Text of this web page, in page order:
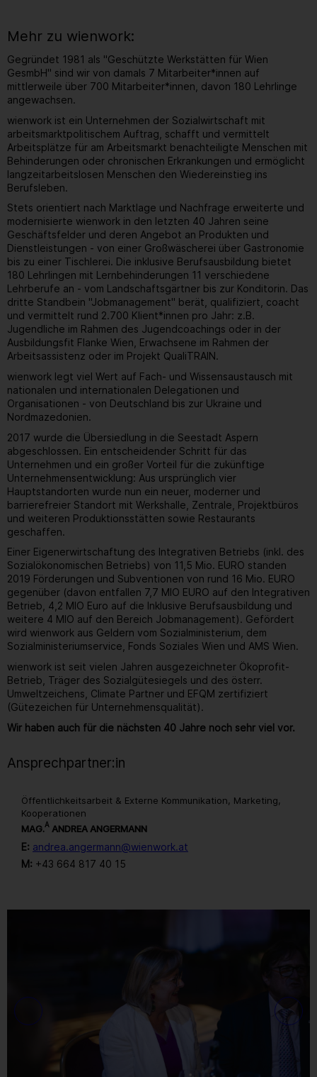
Mehr zu wienwork:
Gegründet 1981 als "Geschützte Werkstätten für Wien
GesmbH" sind wir von damals 7 Mitarbeiter*innen auf
mittlerweile über 700 Mitarbeiter*innen, davon 180 Lehrlinge
angewachsen.
wienwork ist ein Unternehmen der Sozialwirtschaft mit
arbeitsmarktpolitischem Auftrag, schafft und vermittelt
Arbeitsplätze für am Arbeitsmarkt benachteiligte Menschen mit
Behinderungen oder chronischen Erkrankungen und ermöglicht
langzeitarbeitslosen Menschen den Wiedereinstieg ins
Berufsleben.
Stets orientiert nach Marktlage und Nachfrage erweiterte und
modernisierte wienwork in den letzten 40 Jahren seine
Geschäftsfelder und deren Angebot an Produkten und
Dienstleistungen - von einer Großwäscherei über Gastronomie
bis zu einer Tischlerei. Die inklusive Berufsausbildung bietet
180 Lehrlingen mit Lernbehinderungen 11 verschiedene
Lehrberufe an - vom Landschaftsgärtner bis zur Konditorin. Das
dritte Standbein "Jobmanagement" berät, qualifiziert, coacht
und vermittelt rund 2.700 Klient*innen pro Jahr: z.B.
Jugendliche im Rahmen des Jugendcoachings oder in der
Ausbildungsfit Flanke Wien, Erwachsene im Rahmen der
Arbeitsassistenz oder im Projekt QualiTRAIN.
wienwork legt viel Wert auf Fach- und Wissensaustausch mit
nationalen und internationalen Delegationen und
Organisationen - von Deutschland bis zur Ukraine und
Nordmazedonien.
2017 wurde die Übersiedlung in die Seestadt Aspern
abgeschlossen. Ein entscheidender Schritt für das
Unternehmen und ein großer Vorteil für die zukünftige
Unternehmensentwicklung: Aus ursprünglich vier
Hauptstandorten wurde nun ein neuer, moderner und
barrierefreier Standort mit Werkshalle, Zentrale, Projektbüros
und weiteren Produktionsstätten sowie Restaurants
geschaffen.
Einer Eigenerwirtschaftung des Integrativen Betriebs (inkl. des
Sozialökonomischen Betriebs) von 11,5 Mio. EURO standen
2019 Förderungen und Subventionen von rund 16 Mio. EURO
gegenüber (davon entfallen 7,7 MIO EURO auf den Integrativen
Betrieb, 4,2 MIO Euro auf die Inklusive Berufsausbildung und
weitere 4 MIO auf den Bereich Jobmanagement). Gefördert
wird wienwork aus Geldern vom Sozialministerium, dem
Sozialministeriumservice, Fonds Soziales Wien und AMS Wien.
wienwork ist seit vielen Jahren ausgezeichneter Ökoprofit-
Betrieb, Träger des Sozialgütesiegels und des österr.
Umweltzeichens, Climate Partner und EFQM zertifiziert
(Gütezeichen für Unternehmensqualität).
Wir haben auch für die nächsten 40 Jahre noch sehr viel vor.
Ansprechpartner:in
Öffentlichkeitsarbeit & Externe Kommunikation, Marketing,
Kooperationen
MAG.A ANDREA ANGERMANN
E: andrea.angermann@wienwork.at
M: +43 664 817 40 15